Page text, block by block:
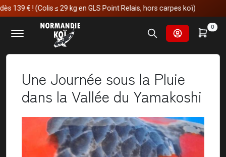
(Colis ≤ 29 kg en GLS Point Relais, hors carpes koï)
0
Accueil
Actualités
Une Journée sous la Pluie dans la Vallée du Yamakoshi
Une Journée sous la Pluie
dans la Vallée du Yamakoshi